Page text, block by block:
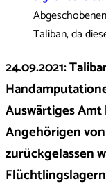
Taliban, da
24.09.2021:
Auswärtiges
Angehörigen
zurückgelassen
Flüchtlingslagern